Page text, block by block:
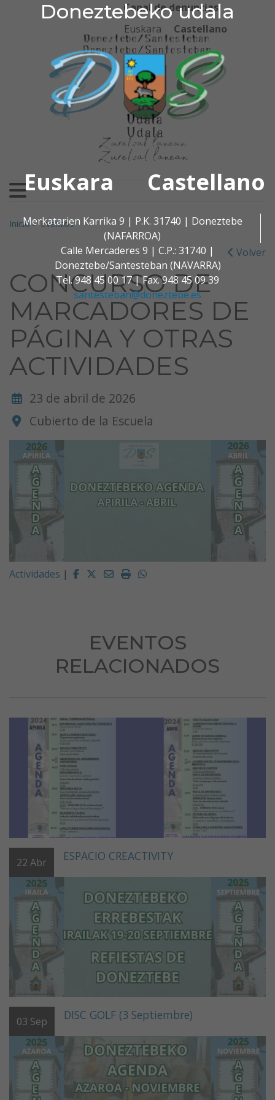
Doneztebeko udala
Euskara Castellano
Merkatarien Karrika 9 | P.K. 31740 | Doneztebe
(NAFARROA)
Calle Mercaderes 9 | C.P.: 31740 |
Doneztebe/Santesteban (NAVARRA)
Tel. 948 45 00 17 | Fax. 948 45 09 39
santesteban@doneztebe.es
Ir al contenido
Doneztebeko udala
Canal de denuncias
Euskara
Castellano
Buscar:
Inicio>Eventos
Volver
CONCURSO DE
MARCADORES DE
PÁGINA Y OTRAS
ACTIVIDADES
23 de abril de 2026
Cubierto de la Escuela
Actividades | Facebook
Twitter
EmailImprimirWhatsapp
EVENTOS
RELACIONADOS
22 Abr ESPACIO CREACTIVITY
03 Sep DISC GOLF (3 Septiembre)